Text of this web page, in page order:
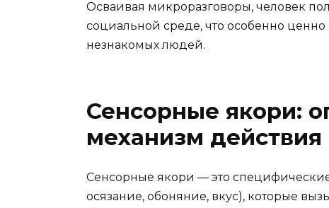
Осваивая микроразговоры, человек
социальной среде, что особенно
незнакомых людей.
Сенсорные якори:
механизм действия
Сенсорные якори — это специфические
осязание, обоняние, вкус), которые